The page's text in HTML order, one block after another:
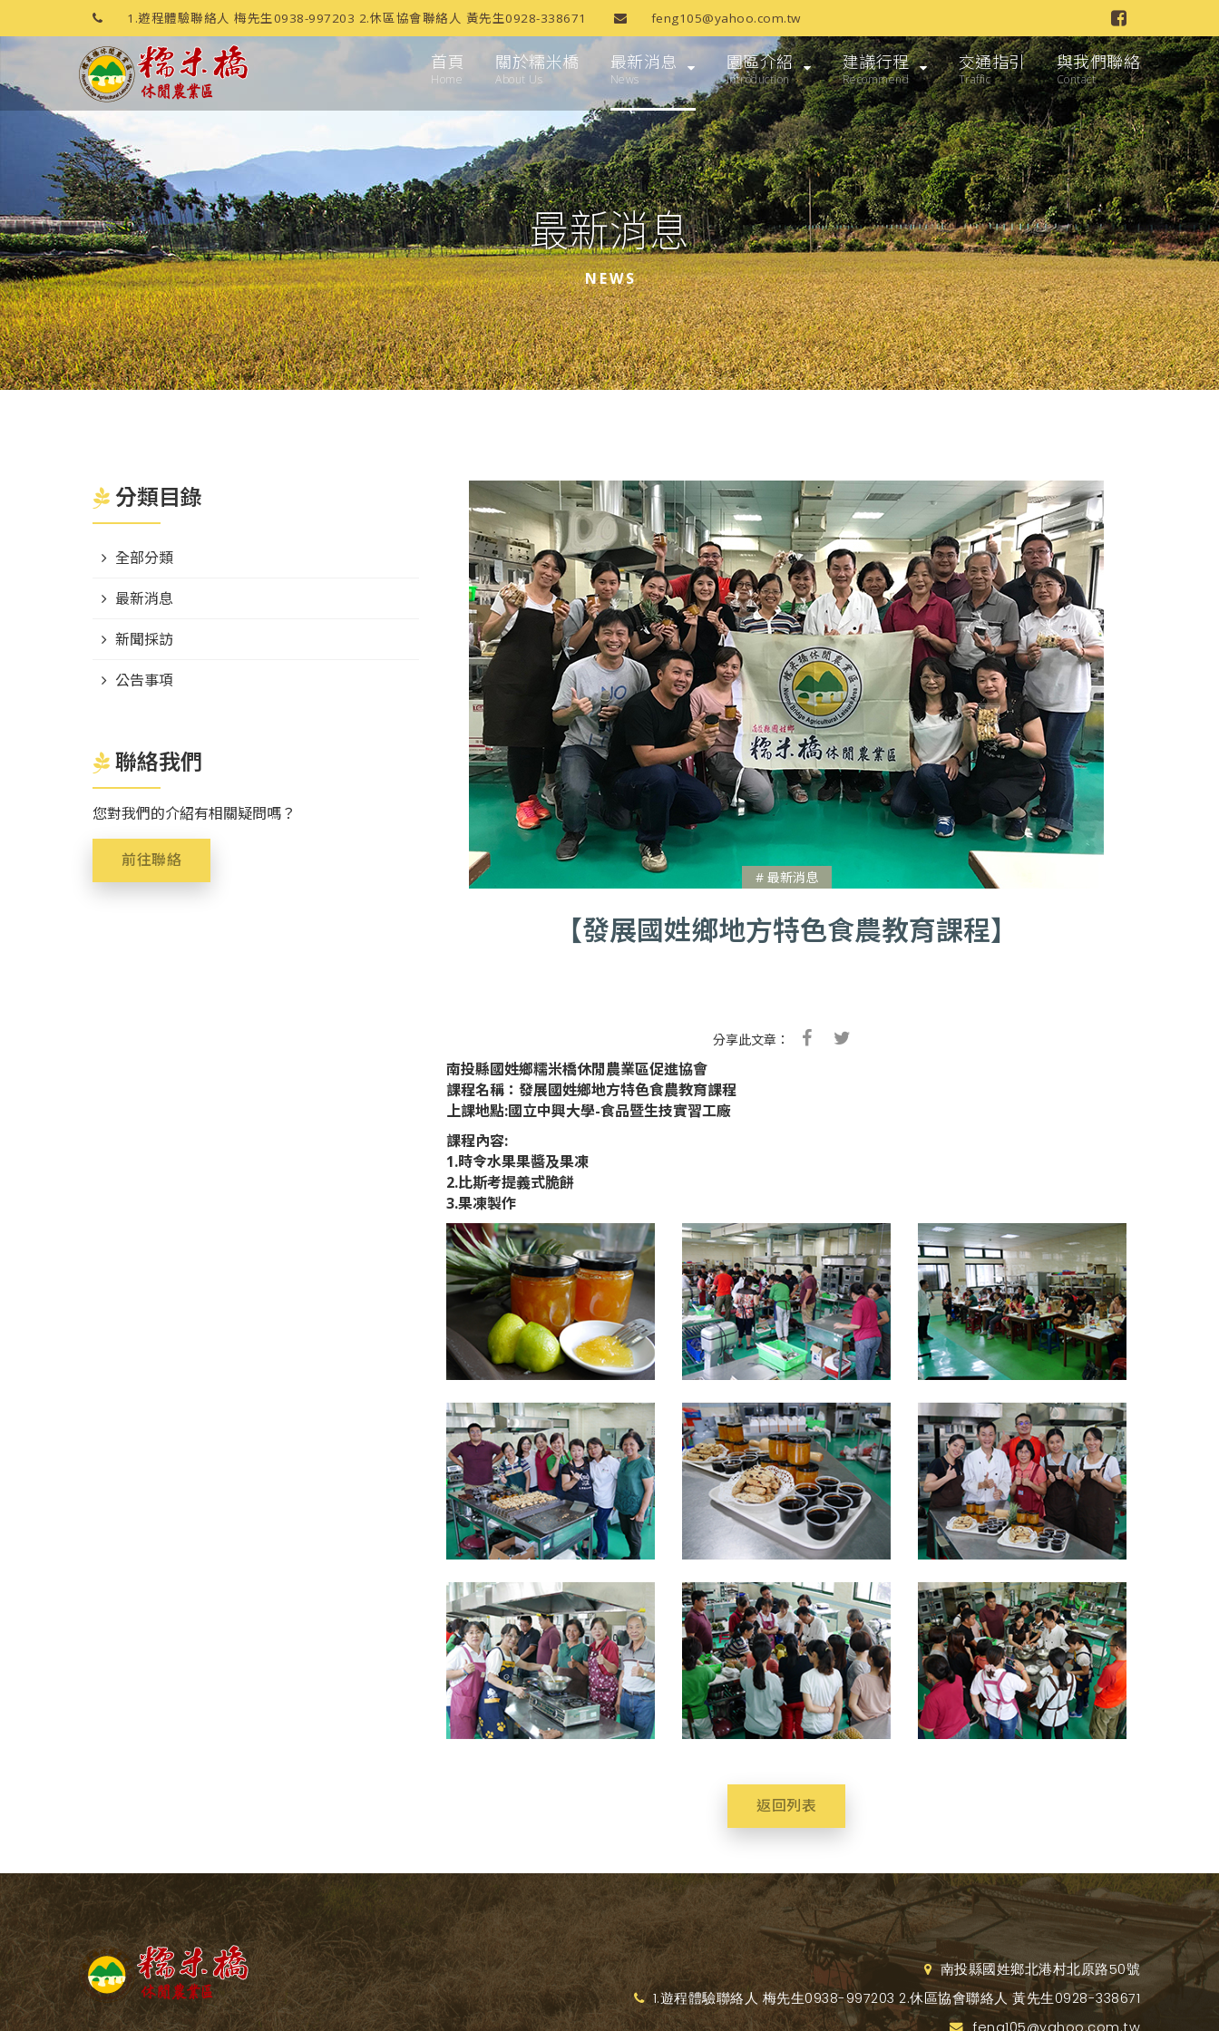
1.遊程體驗聯絡人 梅先生0938-997203 2.休區協會聯絡人 黃先生0928-338671 feng105@yahoo.com.tw
首頁
Home
關於糯米橋
About Us
最新消息
News
園區介紹
Introduction
建議行程
Recommend
交通指引
Traffic
與我們聯絡
Contact
最新消息
NEWS
# 最新消息
【發展國姓鄉地方特色食農教育課程】
分享此文章：
南投縣國姓鄉糯米橋休閒農業區促進協會
課程名稱：發展國姓鄉地方特色食農教育課程
上課地點:國立中興大學-食品暨生技實習工廠
課程內容:
1.時令水果果醬及果凍
2.比斯考提義式脆餅
3.果凍製作
返回列表
分類目錄
全部分類
最新消息
新聞採訪
公告事項
聯絡我們
您對我們的介紹有相關疑問嗎？
前往聯絡
南投縣國姓鄉北港村北原路50號
1.遊程體驗聯絡人 梅先生0938-997203 2.休區協會聯絡人 黃先生0928-338671
feng105@yahoo.com.tw